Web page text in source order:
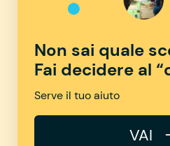
Non sai quale
Fai decidere al
Serve il tuo aiuto
VAI